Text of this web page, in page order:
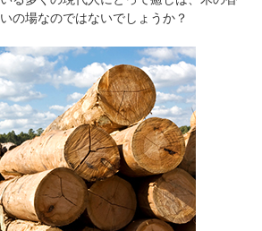
の場なのではないでしょうか？